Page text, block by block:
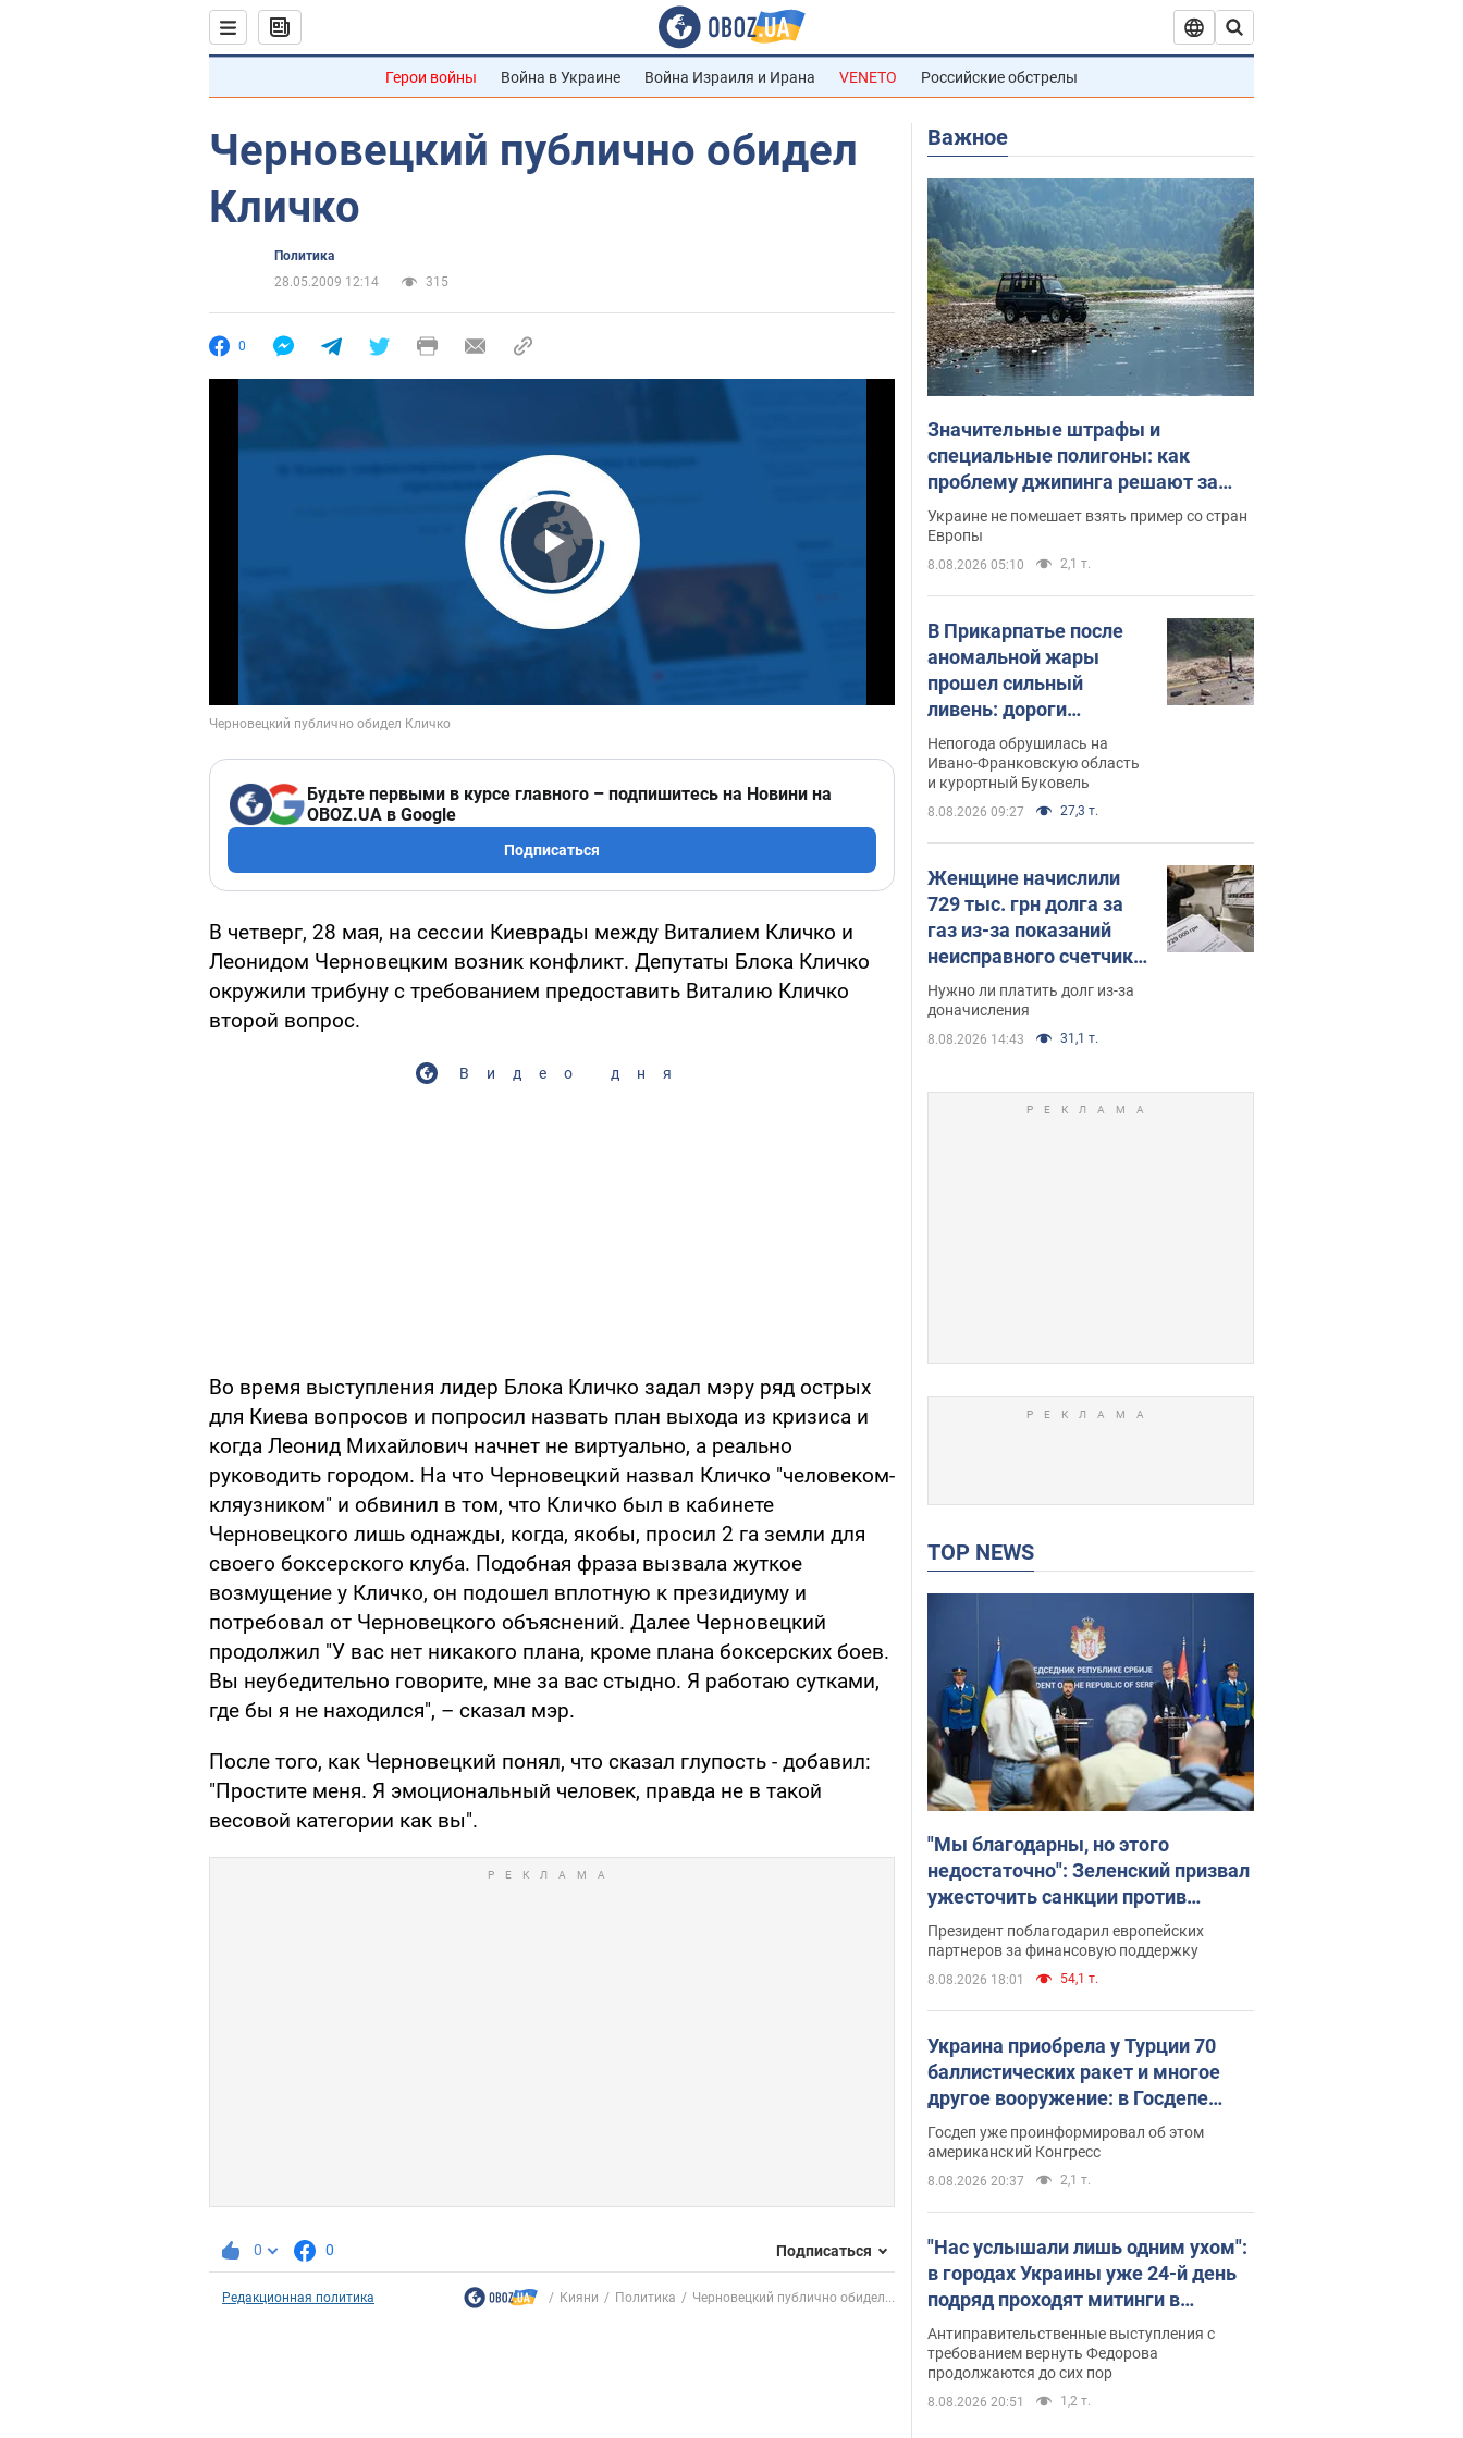
Герои войны Война в Украине Война Израиля и Ирана VENETO Российские обстрелы
Черновецкий публично обидел
Кличко
Политика
28.05.2009 12:14
315
0
Play Video
Будьте первыми в курсе главного – подпишитесь на Новини на
OBOZ.UA в Google
Подписаться
В четверг, 28 мая, на сессии Киеврады между Виталием Кличко и
Леонидом Черновецким возник конфликт. Депутаты Блока Кличко
окружили трибуну с требованием предоставить Виталию Кличко
второй вопрос.
Видео дня
Во время выступления лидер Блока Кличко задал мэру ряд острых
для Киева вопросов и попросил назвать план выхода из кризиса и
когда Леонид Михайлович начнет не виртуально, а реально
руководить городом. На что Черновецкий назвал Кличко "человеком-
кляузником" и обвинил в том, что Кличко был в кабинете
Черновецкого лишь однажды, когда, якобы, просил 2 га земли для
своего боксерского клуба. Подобная фраза вызвала жуткое
возмущение у Кличко, он подошел вплотную к президиуму и
потребовал от Черновецкого объяснений. Далее Черновецкий
продолжил "У вас нет никакого плана, кроме плана боксерских боев.
Вы неубедительно говорите, мне за вас стыдно. Я работаю сутками,
где бы я не находился", – сказал мэр.
После того, как Черновецкий понял, что сказал глупость - добавил:
"Простите меня. Я эмоциональный человек, правда не в такой
весовой категории как вы".
0 0 Подписаться
Редакционная политика Кияни Политика Черновецкий публично обидел...
Важное
Значительные штрафы и
специальные полигоны: как
проблему джипинга решают за
границей
Украине не помешает взять пример со стран
Европы
8.08.2026 05:10 2,1 т.
В Прикарпатье после
аномальной жары
прошел сильный
ливень: дороги
превратились в реки.
Видео
Непогода обрушилась на
Ивано-Франковскую область
и курортный Буковель
8.08.2026 09:27 27,3 т.
Женщине начислили
729 тыс. грн долга за
газ из-за показаний
неисправного счетчика:
судья вынес
неожиданное решение
Нужно ли платить долг из-за
доначисления
8.08.2026 14:43 31,1 т.
TOP NEWS
"Мы благодарны, но этого
недостаточно": Зеленский призвал
ужесточить санкции против
России
Президент поблагодарил европейских
партнеров за финансовую поддержку
8.08.2026 18:01 54,1 т.
Украина приобрела у Турции 70
баллистических ракет и многое
другое вооружение: в Госдепе
США обнародовали список
Госдеп уже проинформировал об этом
американский Конгресс
8.08.2026 20:37 2,1 т.
"Нас услышали лишь одним ухом":
в городах Украины уже 24-й день
подряд проходят митинги в
поддержку Федорова. Фото и
видео
Антиправительственные выступления с
требованием вернуть Федорова
продолжаются до сих пор
8.08.2026 20:51 1,2 т.